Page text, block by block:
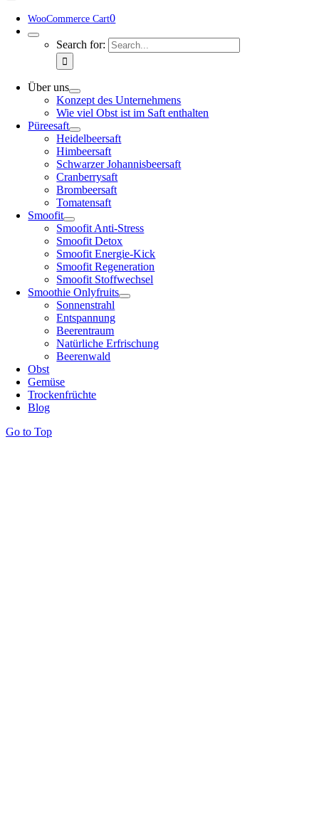
WooCommerce Cart0
Search for:
Über uns
Konzept des Unternehmens
Wie viel Obst ist im Saft enthalten
Püreesaft
Heidelbeersaft
Himbeersaft
Schwarzer Johannisbeersaft
Cranberrysaft
Brombeersaft
Tomatensaft
Smoofit
Smoofit Anti-Stress
Smoofit Detox
Smoofit Energie-Kick
Smoofit Regeneration
Smoofit Stoffwechsel
Smoothie Onlyfruits
Sonnenstrahl
Entspannung
Beerentraum
Natürliche Erfrischung
Beerenwald
Obst
Gemüse
Trockenfrüchte
Blog
Go to Top